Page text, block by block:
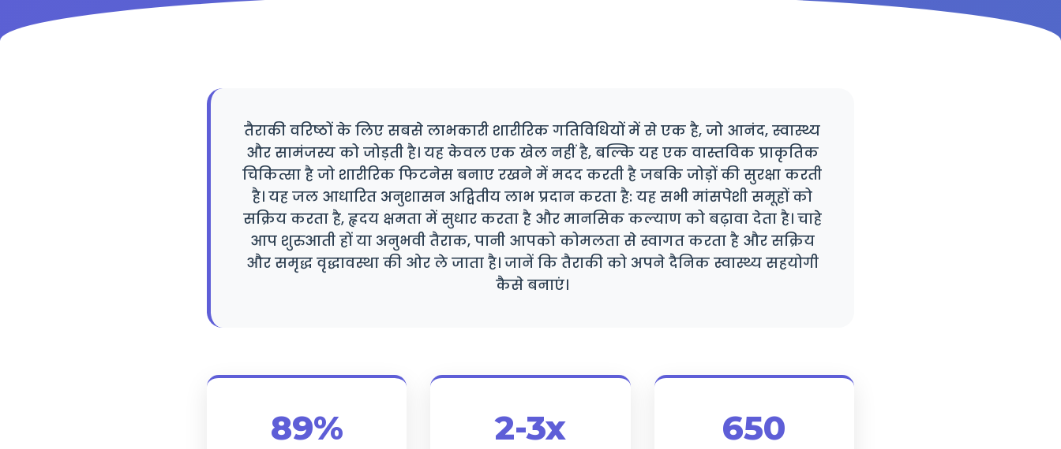
तैराकी वरिष्ठों के लिए सबसे लाभकारी शारीरिक गतिविधियों में से एक है, जो आनंद, स्वास्थ्य
और सामंजस्य को जोड़ती है। यह केवल एक खेल नहीं है, बल्कि यह एक वास्तविक प्राकृतिक
चिकित्सा है जो शारीरिक फिटनेस बनाए रखने में मदद करती है जबकि जोड़ों की सुरक्षा करती
है। यह जल आधारित अनुशासन अद्वितीय लाभ प्रदान करता है: यह सभी मांसपेशी समूहों को
सक्रिय करता है, हृदय क्षमता में सुधार करता है और मानसिक कल्याण को बढ़ावा देता है। चाहे
आप शुरुआती हों या अनुभवी तैराक, पानी आपको कोमलता से स्वागत करता है और सक्रिय
और समृद्ध वृद्धावस्था की ओर ले जाता है। जानें कि तैराकी को अपने दैनिक स्वास्थ्य सहयोगी
कैसे बनाएं।
89% 2-3x 650